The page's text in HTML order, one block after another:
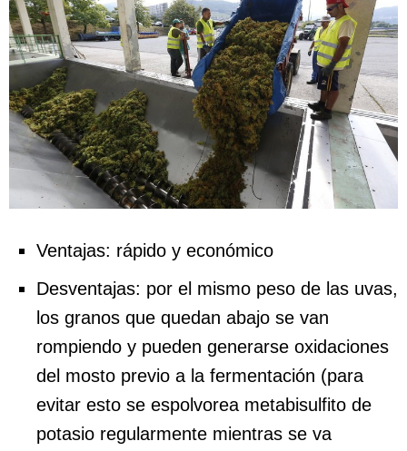
Ventajas: rápido y económico
Desventajas: por el mismo peso de las uvas,
los granos que quedan abajo se van
rompiendo y pueden generarse oxidaciones
del mosto previo a la fermentación (para
evitar esto se espolvorea metabisulfito de
potasio regularmente mientras se va